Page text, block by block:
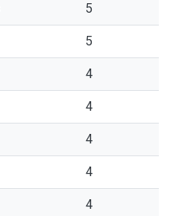
5
5
4
4
4
4
4